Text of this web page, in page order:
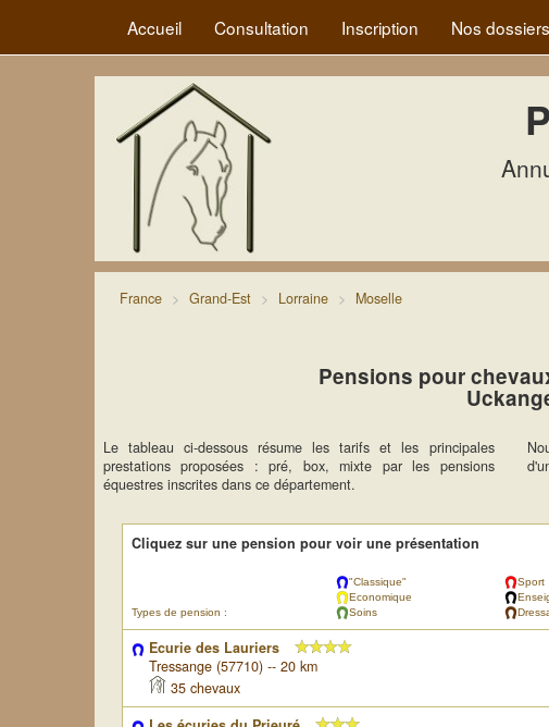
Accueil Consultation Inscription Nos dossiers
France Grand-Est Lorraine Moselle
Pensions pour
Le tableau ci-dessous résume les tarifs et les principales
prestations proposées : pré, box, mixte par les pensions
équestres inscrites dans ce département.
Cliquez sur une pension pour voir une présentation
Types de pension :
"Classique"
Economique
Soins
Sport
Ecurie des Lauriers
Tressange (57710) -- 20 km
35 chevaux